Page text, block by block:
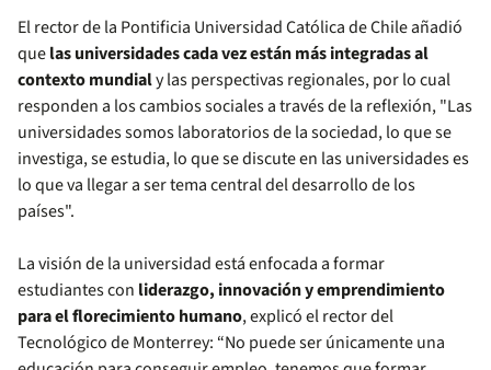
El rector de la Pontificia Universidad Católica de Chile añadió
quelas universidades cada vez están más integradas al
contexto mundialy las perspectivas regionales, por lo cual
responden a los cambios sociales a través de la reflexión, "Las
universidades somos laboratorios de la sociedad, lo que se
investiga, se estudia, lo que se discute en las universidades es
lo que va llegar a ser tema central del desarrollo de los
países".
La visión de la universidad está enfocada a formar
estudiantes con liderazgo, innovación y emprendimiento
para el florecimiento humano, explicó el rector del
Tecnológico de Monterrey: “No puede ser únicamente una